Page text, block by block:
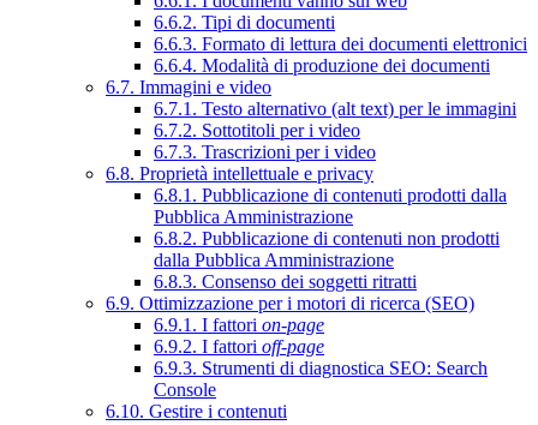
6.6.2. Tipi di documenti
6.6.3. Formato di lettura dei documenti elettronici
6.6.4. Modalità di produzione dei documenti
6.7. Immagini e video
6.7.1. Testo alternativo (alt text) per le immagini
6.7.2. Sottotitoli per i video
6.7.3. Trascrizioni per i video
6.8. Proprietà intellettuale e privacy
6.8.1. Pubblicazione di contenuti prodotti dalla
Pubblica Amministrazione
6.8.2. Pubblicazione di contenuti non prodotti
dalla Pubblica Amministrazione
6.8.3. Consenso dei soggetti ritratti
6.9. Ottimizzazione per i motori di ricerca (SEO)
6.9.1. I fattori on-page
6.9.2. I fattori off-page
6.9.3. Strumenti di diagnostica SEO: Search
Console
6.10. Gestire i contenuti